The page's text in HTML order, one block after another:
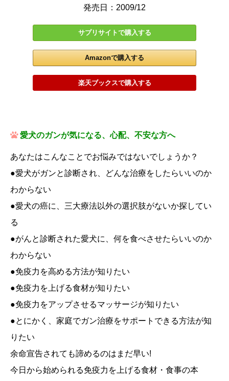
発売日：2009/12
愛犬のガンが気になる、心配、不安な方へ
あなたはこんなことでお悩みではないでしょうか？
●愛犬がガンと診断され、どんな治療をしたらいいのか
わからない
●愛犬の癌に、三大療法以外の選択肢がないか探してい
る
●がんと診断された愛犬に、何を食べさせたらいいのか
わからない
●免疫力を高める方法が知りたい
●免疫力を上げる食材が知りたい
●免疫力をアップさせるマッサージが知りたい
●とにかく、家庭でガン治療をサポートできる方法が知
りたい
余命宣告されても諦めるのはまだ早い!
今日から始められる免疫力を上げる食材・食事の本